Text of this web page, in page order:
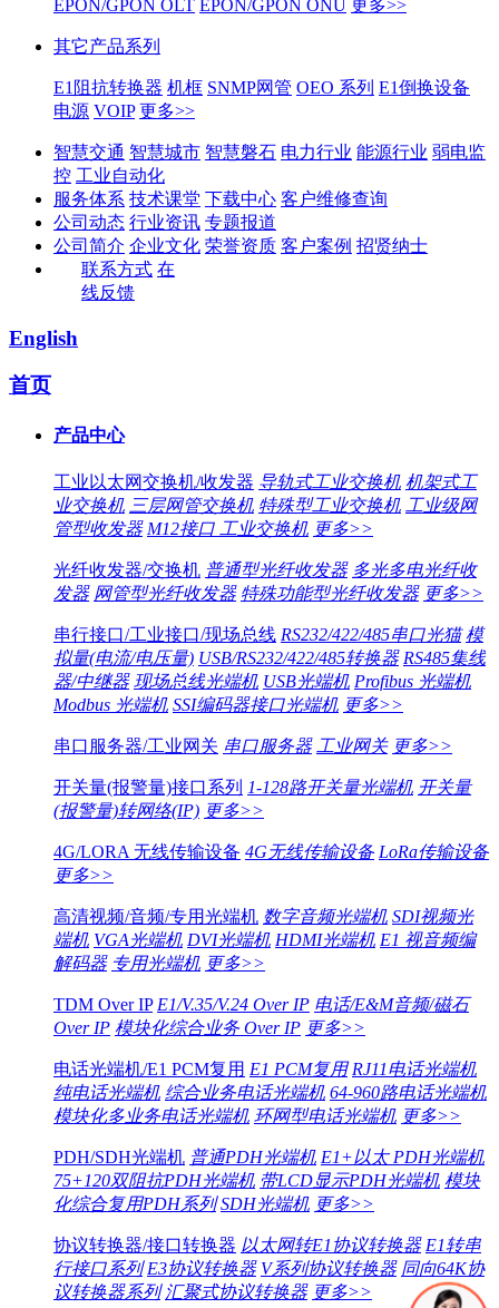
EPON/GPON OLT EPON/GPON ONU 更多>>
其它产品系列
E1阻抗转换器 机框 SNMP网管 OEO 系列 E1倒换设备
电源 VOIP 更多>>
智慧交通 智慧城市 智慧磐石 电力行业 能源行业 弱电监
控 工业自动化
服务体系 技术课堂 下载中心 客户维修查询
公司动态 行业资讯 专题报道
公司简介 企业文化 荣誉资质 客户案例 招贤纳士
联系方式 在
线反馈
English
首页
产品中心
工业以太网交换机/收发器 导轨式工业交换机 机架式工
业交换机 三层网管交换机 特殊型工业交换机 工业级网
管型收发器 M12接口 工业交换机 更多>>
光纤收发器/交换机 普通型光纤收发器 多光多电光纤收
发器 网管型光纤收发器 特殊功能型光纤收发器 更多>>
串行接口/工业接口/现场总线 RS232/422/485串口光猫 模
拟量(电流/电压量) USB/RS232/422/485转换器 RS485集线
器/中继器 现场总线光端机 USB光端机 Profibus 光端机
Modbus 光端机 SSI编码器接口光端机 更多>>
串口服务器/工业网关 串口服务器 工业网关 更多>>
开关量(报警量)接口系列 1-128路开关量光端机 开关量
(报警量)转网络(IP) 更多>>
4G/LORA 无线传输设备 4G无线传输设备 LoRa传输设备
更多>>
高清视频/音频/专用光端机 数字音频光端机 SDI视频光
端机 VGA光端机 DVI光端机 HDMI光端机 E1 视音频编
解码器 专用光端机 更多>>
TDM Over IP E1/V.35/V.24 Over IP 电话/E&M音频/磁石
Over IP 模块化综合业务 Over IP 更多>>
电话光端机/E1 PCM复用 E1 PCM复用 RJ11电话光端机
纯电话光端机 综合业务电话光端机 64-960路电话光端机
模块化多业务电话光端机 环网型电话光端机 更多>>
PDH/SDH光端机 普通PDH光端机 E1+以太 PDH光端机
75+120双阻抗PDH光端机 带LCD显示PDH光端机 模块
化综合复用PDH系列 SDH光端机 更多>>
协议转换器/接口转换器 以太网转E1协议转换器 E1转串
行接口系列 E3协议转换器 V系列协议转换器 同向64K协
议转换器系列 汇聚式协议转换器 更多>>